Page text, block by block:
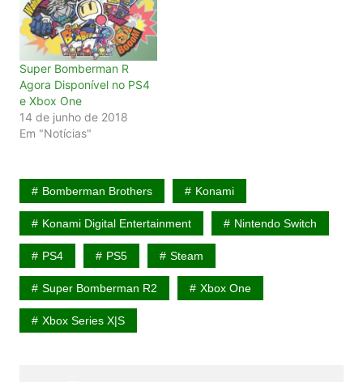
Super Bomberman R
Agora Disponível no PS4
e Xbox One
14 de junho de 2018
Em "Notícias"
Bomberman Brothers Konami
Konami Digital Entertainment Nintendo Switch
PS4 PS5 Steam
Super Bomberman R2 Xbox One
Xbox Series X|S